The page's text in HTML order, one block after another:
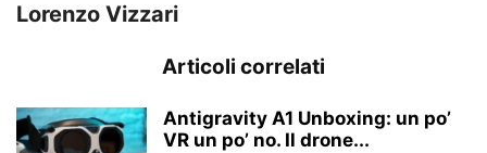
Lorenzo Vizzari
Articoli correlati
Antigravity A1 Unboxing: un po’
VR un po’ no. Il drone...